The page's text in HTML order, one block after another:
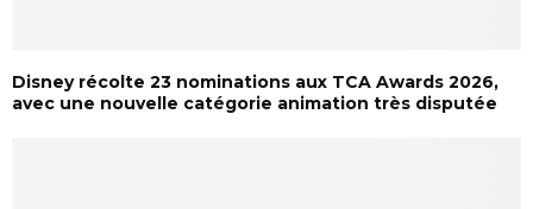
Disney récolte 23 nominations aux TCA Awards 2026,
avec une nouvelle catégorie animation très disputée